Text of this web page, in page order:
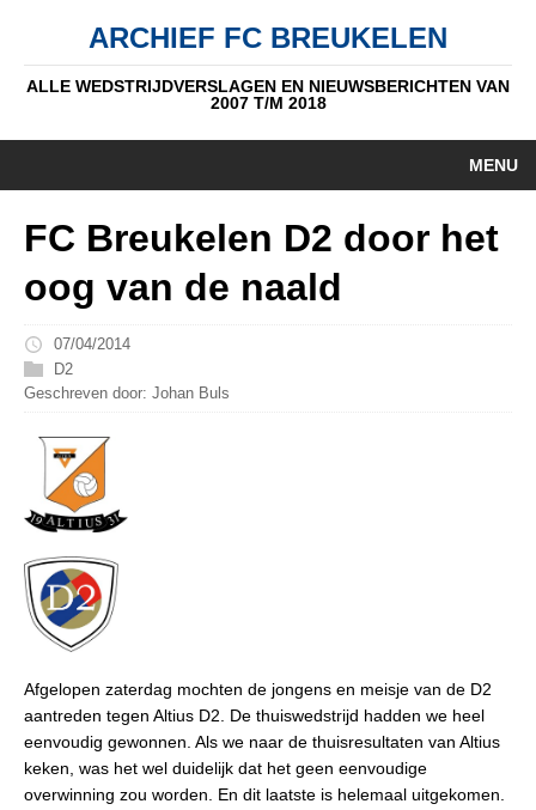
ARCHIEF FC BREUKELEN
ALLE WEDSTRIJDVERSLAGEN EN NIEUWSBERICHTEN VAN
2007 T/M 2018
MENU
AUTEURS
STANDEN
DATUM
FC Breukelen D2 door het
oog van de naald
07/04/2014
D2
Geschreven door: Johan Buls
Afgelopen zaterdag mochten de jongens en meisje van de D2
aantreden tegen Altius D2. De thuiswedstrijd hadden we heel
eenvoudig gewonnen. Als we naar de thuisresultaten van Altius
keken, was het wel duidelijk dat het geen eenvoudige
overwinning zou worden. En dit laatste is helemaal uitgekomen.